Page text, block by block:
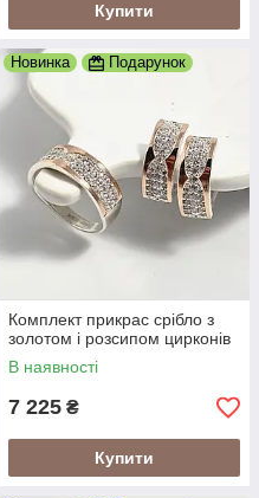
Купити
Новинка Подарунок
Комплект прикрас срібло з
золотом і розсипом цирконів
В наявності
7 225 ₴
Купити